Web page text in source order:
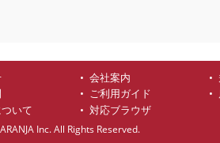
会社案内
ご利用ガイド
いて
対応ブラウザ
Inc. All Rights Reserved.